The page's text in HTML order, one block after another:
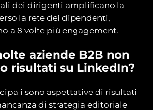
dei dirigenti amplificano la
la rete dei dipendenti,
a 8 volte più engagement.
aziende B2B non
risultati su LinkedIn?
sono aspettative di risultati
di strategia editoriale